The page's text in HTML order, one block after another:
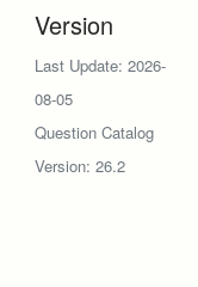
Version
Last Update: 2026-
08-05
Question Catalog
Version: 26.2